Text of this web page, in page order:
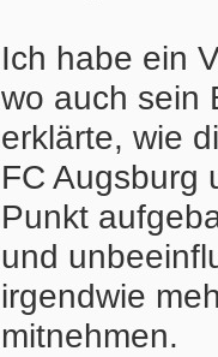
Ich habe ein
wo auch sein
erklärte, wie
FC Augsburg
Punkt
und
irgendwie
mitnehmen.